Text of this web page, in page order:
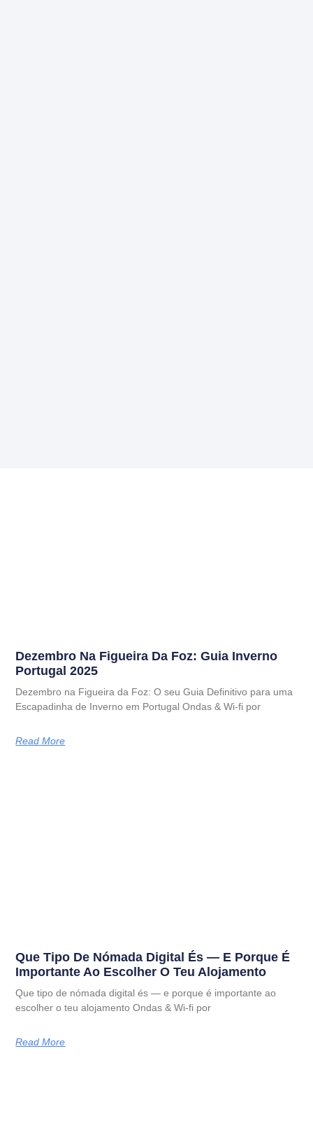
Dezembro Na Figueira Da Foz: Guia Inverno
Portugal 2025
Dezembro na Figueira da Foz: O seu Guia Definitivo para uma
Escapadinha de Inverno em Portugal Ondas & Wi-fi por
Read More
Que Tipo De Nómada Digital És — E Porque É
Importante Ao Escolher O Teu Alojamento
Que tipo de nómada digital és — e porque é importante ao
escolher o teu alojamento Ondas & Wi-fi por
Read More